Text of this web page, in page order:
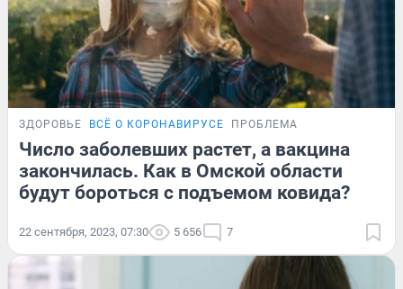
ЗДОРОВЬЕ ВСЁ О КОРОНАВИРУСЕ ПРОБЛЕМА
Число заболевших растет, а вакцина
закончилась. Как в Омской области
будут бороться с подъемом ковида?
22 сентября, 2023, 07:30 5 656 7